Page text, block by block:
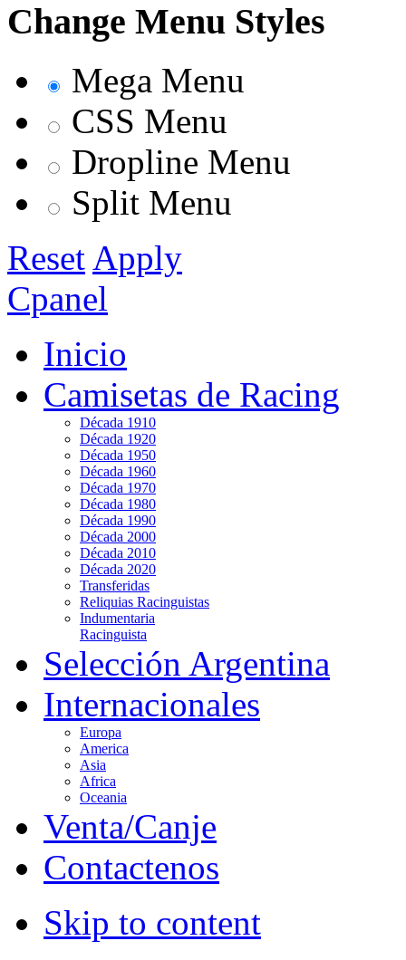
Change Menu Styles
Mega Menu
CSS Menu
Dropline Menu
Split Menu
Reset Apply
Cpanel
Inicio
Camisetas de Racing
Década 1910
Década 1920
Década 1950
Década 1960
Década 1970
Década 1980
Década 1990
Década 2000
Década 2010
Década 2020
Transferidas
Reliquias Racinguistas
Indumentaria
Racinguista
Selección Argentina
Internacionales
Europa
America
Asia
Africa
Oceania
Venta/Canje
Contactenos
Skip to content